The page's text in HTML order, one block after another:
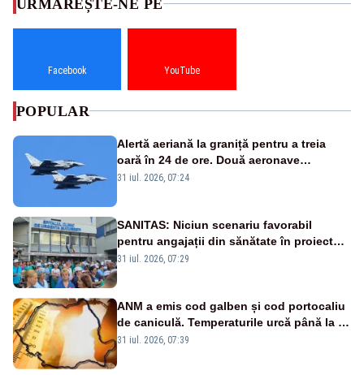
URMĂREȘTE-NE PE
Facebook YouTube
POPULAR
Alertă aeriană la graniță pentru a treia
oară în 24 de ore. Două aeronave
Eurofighter britanice au fost ridicate de la
31 iul. 2026, 07:24
SANITAS: Niciun scenariu favorabil
pentru angajații din sănătate în proiectul
Legii salarizării
31 iul. 2026, 07:29
ANM a emis cod galben și cod portocaliu
de caniculă. Temperaturile urcă până la 38
de grade, iar nopțile devin tropicale
31 iul. 2026, 07:39